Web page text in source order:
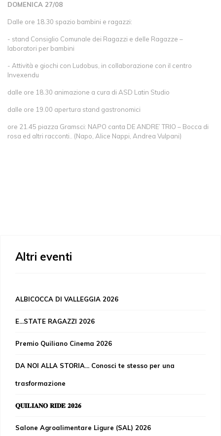
DOMENICA 27/08
Dalle ore 18.30 spazio bambini e ragazzi:
- stand Consiglio Comunale dei Ragazzi e delle Ragazze –
laboratori per bambini
- Attività e giochi con Ludobus, in collaborazione con il centro
Invexendu
dalle ore 18.30 animazione a cura di ASD Latin Studio
dalle ore 19.00 apertura stand gastronomici
ore 21.45 piazza Gramsci: NAPO canta DE ANDRE’ TRIO – Bocca di
rosa ed altri racconti.. (Napo, Alice Nappi, Andrea Vulpani)
Altri eventi
ALBICOCCA DI VALLEGGIA 2026
E...STATE RAGAZZI 2026
Premio Quiliano Cinema 2026
DA NOI ALLA STORIA... Conosci te stesso per una
trasformazione
𝐐𝐔𝐈𝐋𝐈𝐀𝐍𝐎 𝐑𝐈𝐃𝐄 𝟐𝟎𝟐𝟔
Salone Agroalimentare Ligure (SAL) 2026